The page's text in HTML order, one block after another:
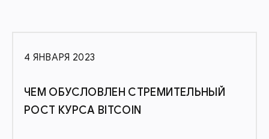
4 ЯНВАРЯ 2023
ЧЕМ ОБУСЛОВЛЕН СТРЕМИТЕЛЬНЫЙ
РОСТ КУРСА BITCOIN